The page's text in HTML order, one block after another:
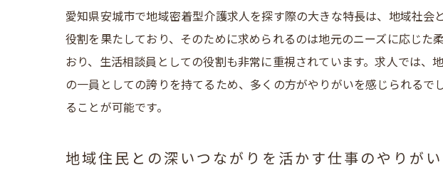
地域密着型介護で得られる
未経験から生活相談員にな
地域に根ざした生活相談員
愛知県安城市で地域密着型介護求人を探す際の大きな特長は、地域社
役割を果たしており、そのために求められるのは地元のニーズに応じ
おり、生活相談員としての役割も非常に重視されています。求人では
の一員としての誇りを持てるため、多くの方がやりがいを感じられる
ることが可能です。
地域住民との深いつながりを活かす仕事のやりがい